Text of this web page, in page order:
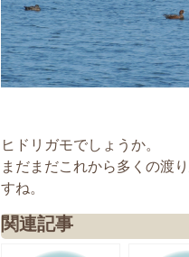
ヒドリガモでしょうか。
まだまだこれから多くの渡
すね。
関連記事